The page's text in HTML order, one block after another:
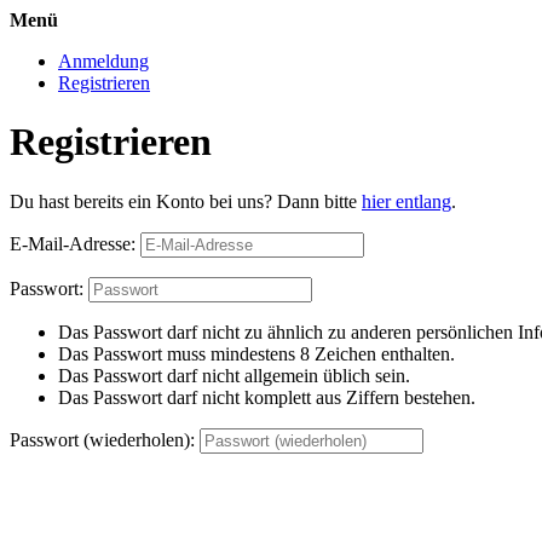
Menü
Anmeldung
Registrieren
Registrieren
Du hast bereits ein Konto bei uns? Dann bitte hier entlang.
E-Mail-Adresse:
Passwort:
Das Passwort darf nicht zu ähnlich zu anderen persönlichen
Das Passwort muss mindestens 8 Zeichen enthalten.
Das Passwort darf nicht allgemein üblich sein.
Das Passwort darf nicht komplett aus Ziffern bestehen.
Passwort (wiederholen):